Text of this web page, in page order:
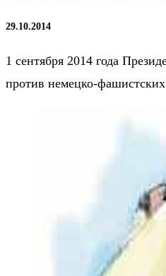
29.10.2014
1 сентября 2014 года
против немецко-